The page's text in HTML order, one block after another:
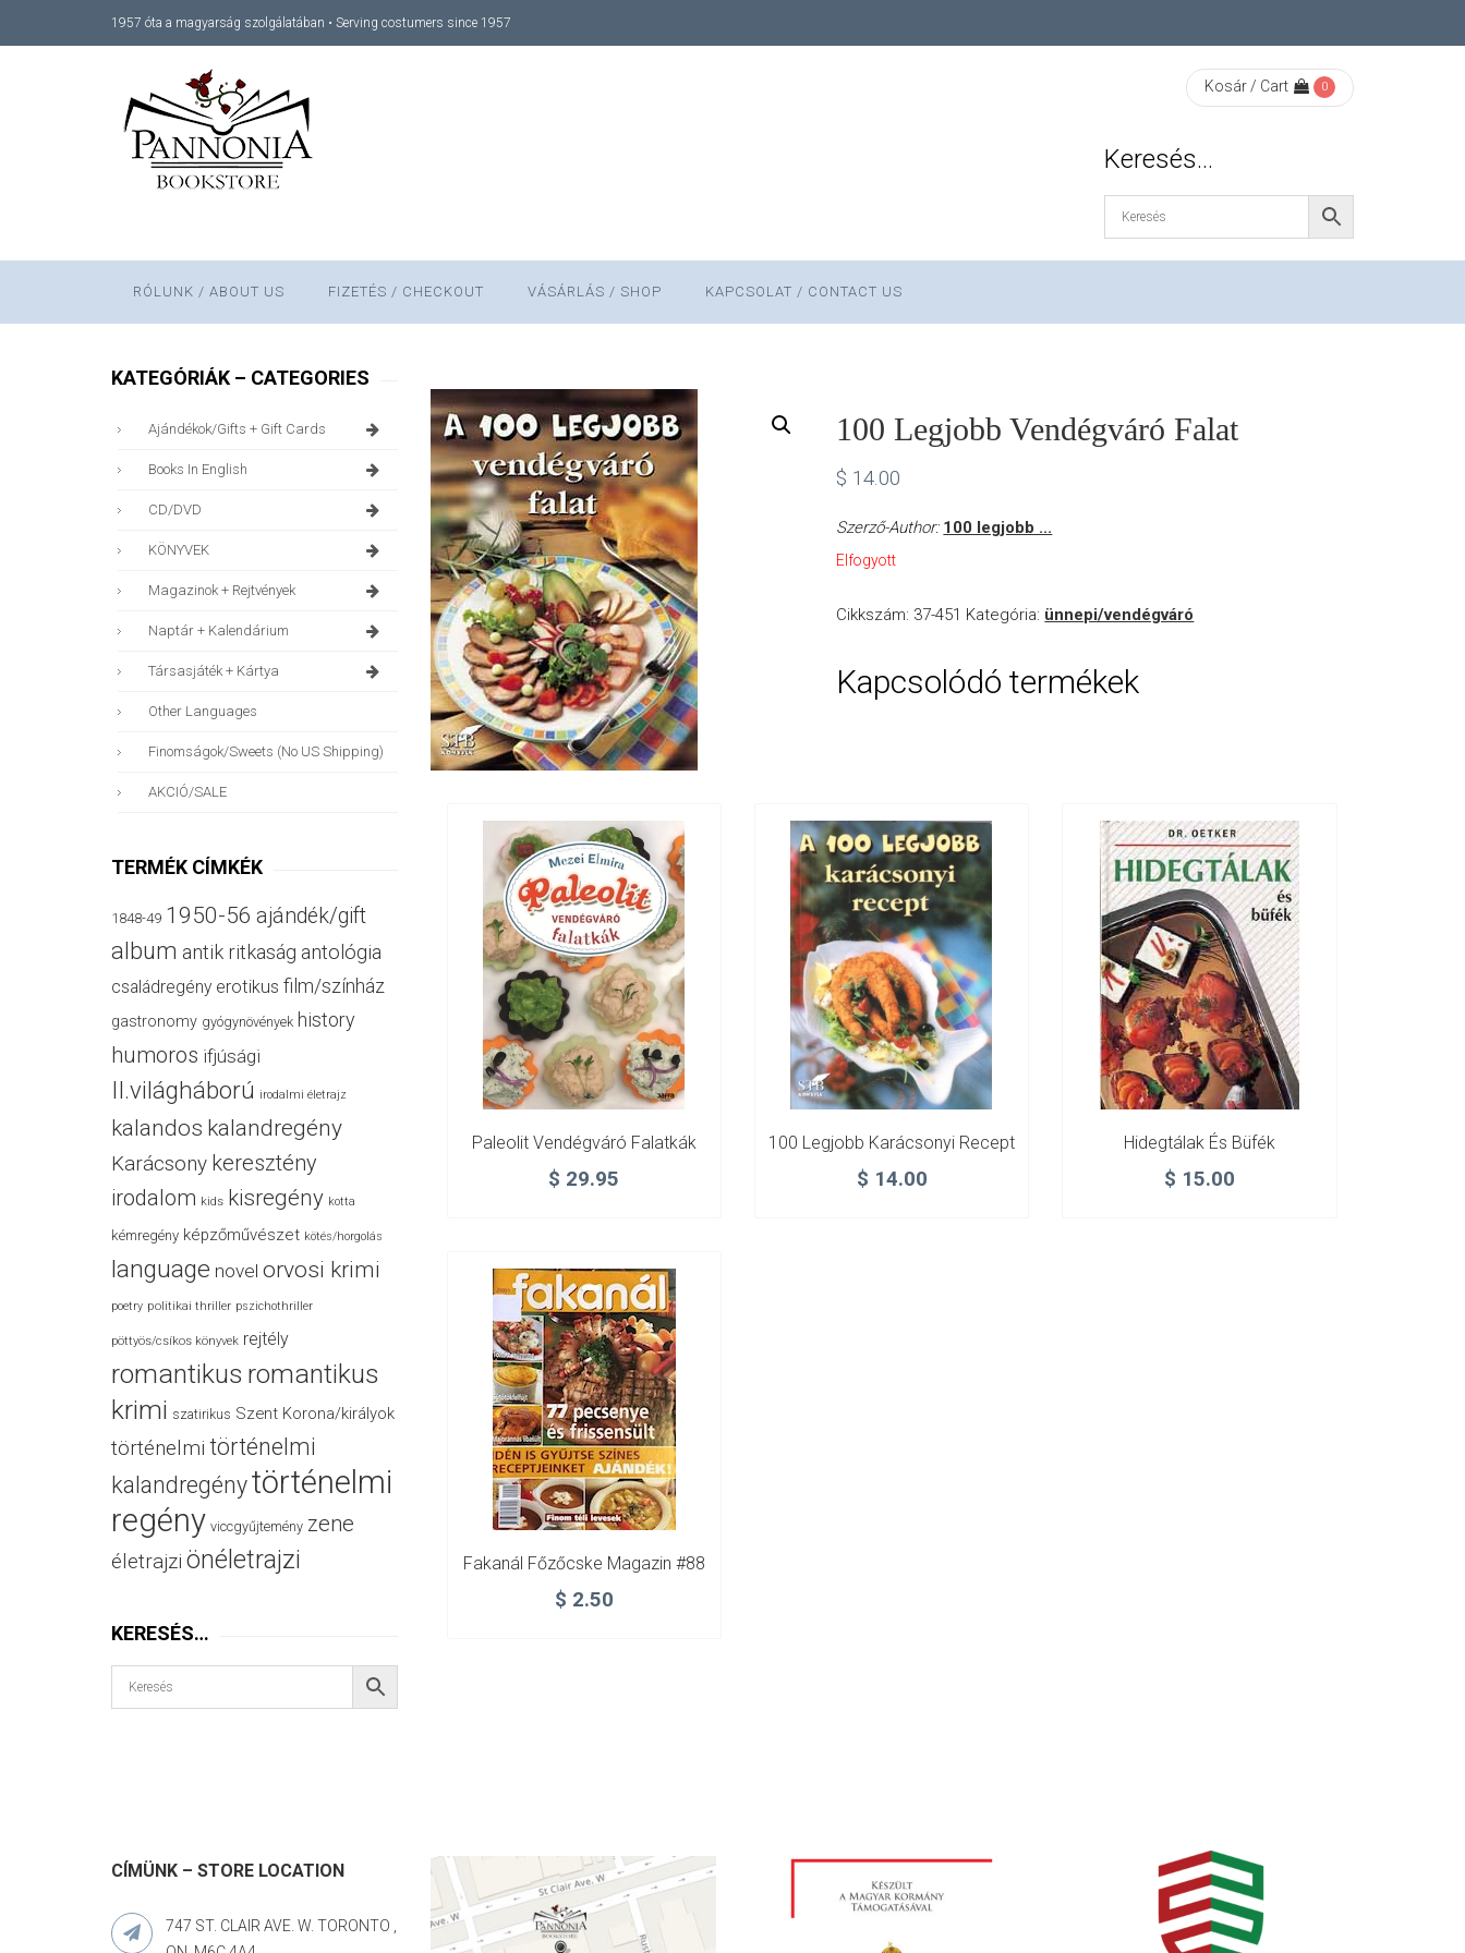
1957 óta a magyarság szolgálatában • Serving costumers since 1957
Kosár / Cart 0
Keresés…
RÓLUNK / ABOUT US FIZETÉS / CHECKOUT VÁSÁRLÁS / SHOP KAPCSOLAT / CONTACT US
100 Legjobb Vendégváró Falat
$ 14.00
Szerző-Author: 100 legjobb ...
Elfogyott
Cikkszám: 37-451 Kategória: ünnepi/vendégváró
Kapcsolódó termékek
Paleolit Vendégváró Falatkák
$ 29.95
100 Legjobb Karácsonyi Recept
$ 14.00
Hidegtálak És Büfék
$ 15.00
Fakanál Főzőcske Magazin #88
$ 2.50
KATEGÓRIÁK – CATEGORIES
Ajándékok/gifts + Gift Cards
Books In English
CD/DVD
KÖNYVEK
Magazinok + Rejtvények
Naptár + Kalendárium
Társasjáték + Kártya
Other Languages
Finomságok/sweets (no US Shipping)
AKCIÓ/SALE
TERMÉK CÍMKÉK
1848-49 1950-56 ajándék/gift
album antik ritkaság antológia
családregény erotikus film/színház
gastronomy gyógynövények history
humoros ifjúsági
II.világháború irodalmi életrajz
kalandos kalandregény
Karácsony keresztény
irodalom kids kisregény kotta
kémregény képzőművészet kötés/horgolás
language novel orvosi krimi
poetry politikai thriller pszichothriller
pöttyös/csíkos könyvek rejtély
romantikus romantikus
krimi szatirikus Szent Korona/királyok
történelmi történelmi
kalandregénytörténelmi
regény viccgyűjtemény zene
életrajzi önéletrajzi
KERESÉS…
CÍMÜNK – STORE LOCATION
747 ST. CLAIR AVE. W. TORONTO ,